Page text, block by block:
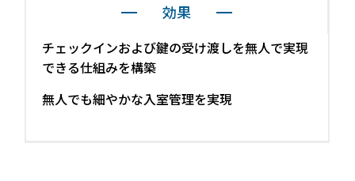
効果
チェックインおよび鍵の受け渡しを無人で実現
できる仕組みを構築
無人でも細やかな入室管理を実現
RemoteLOCKを導入するメリット
活用事例
お客さまの声
宿泊施設での運用におすすめの記事３選